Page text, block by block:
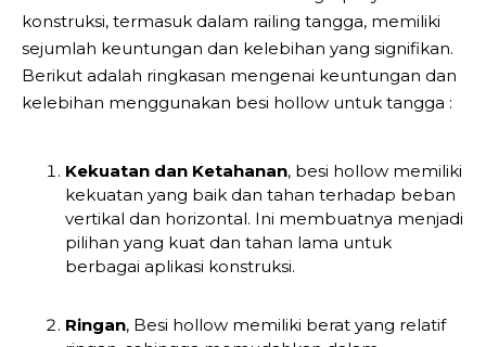
konstruksi, termasuk dalam railing tangga, memiliki
sejumlah keuntungan dan kelebihan yang signifikan.
Berikut adalah ringkasan mengenai keuntungan dan
kelebihan menggunakan besi hollow untuk tangga :
Kekuatan dan Ketahanan, besi hollow memiliki
kekuatan yang baik dan tahan terhadap beban
vertikal dan horizontal. Ini membuatnya menjadi
pilihan yang kuat dan tahan lama untuk
berbagai aplikasi konstruksi.
Ringan, Besi hollow memiliki berat yang relatif